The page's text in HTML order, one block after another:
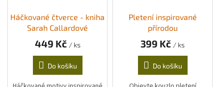
Háčkované čtverce - kniha
Sarah Callardové
449 Kč / ks
Do košíku
Pletení inspirované
přírodou
399 Kč / ks
Do košíku